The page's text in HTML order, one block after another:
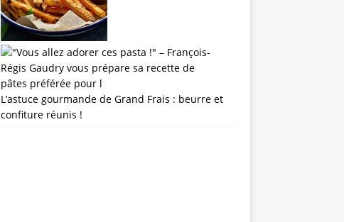
L’astuce gourmande de Grand Frais : beurre et
confiture réunis !